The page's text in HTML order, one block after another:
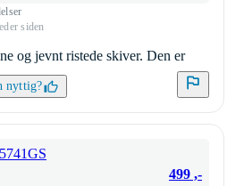
siden
og jevnt ristede skiver. Den er
nyttig?
499 ,-